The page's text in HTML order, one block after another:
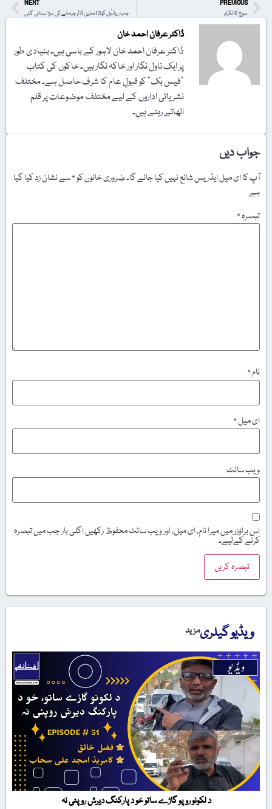
PREVIOUS
سوچ کا ٹکراو
NEXT
جب ریڈ بُل کو 13 ملین ڈالر جرمانے کی سزا سنائی گئی
ڈاکٹر عرفان احمد خان
ڈاکٹر عرفان احمد خان لاہور کے باسی ہیں۔ بنیادی طور
پر ایک ناول نگار اور خاکہ نگار ہیں۔ خاکوں کی کتاب
"فیس بک" کو قبولِ عام کا شرف حاصل ہے۔ مختلف
نشریاتی اداروں کے لیے مختلف موضوعات پر قلم
اٹھاتے رہتے ہیں۔
جواب دیں
آپ کا ای میل ایڈریس شائع نہیں کیا جائے گا۔ضروری خانوں کو*سے نشان زد کیا گیا
ہے
تبصرہ*
نام*
ای میل*
ویب‌ سائٹ
اس براؤزر میں میرا نام، ای میل، اور ویب سائٹ محفوظ رکھیں اگلی بار جب میں تبصرہ
کرنے کےلیے۔
ویڈیو گیلریمزید
د لکونو روپو گاڑے ساتو خو د پارکنگ دیرش روپئی نہ